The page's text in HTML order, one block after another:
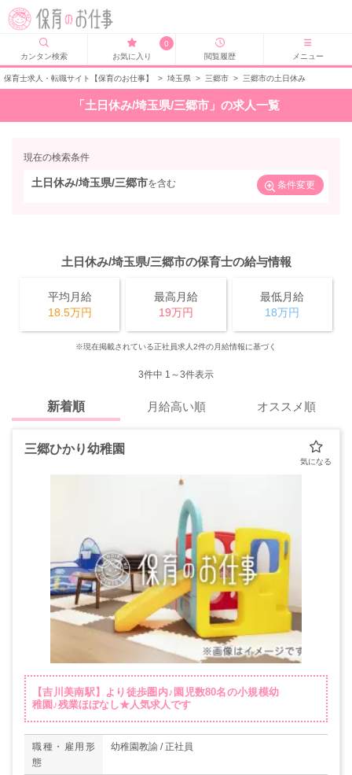
カンタン検索
0
お気に入り
閲覧履歴 メニュー
保育士求人・転職サイト【保育のお仕事】 > 埼玉県 > 三郷市 > 三郷市の土日休み
「土日休み/埼玉県/三郷市」の求人一覧
現在の検索条件
土日休み/埼玉県/三郷市を含む 条件変更
土日休み/埼玉県/三郷市の保育士の給与情報
平均月給
18.5万円
最高月給
19万円
最低月給
18万円
※現在掲載されている正社員求人2件の月給情報に基づく
3件中 1～3件表示
新着順 月給高い順 オススメ順
三郷ひかり幼稚園
【吉川美南駅】より徒歩圏内♪園児数80名の小規模幼
稚園♪残業ほぼなし★人気求人です
職種・雇用形
態
幼稚園教諭 / 正社員